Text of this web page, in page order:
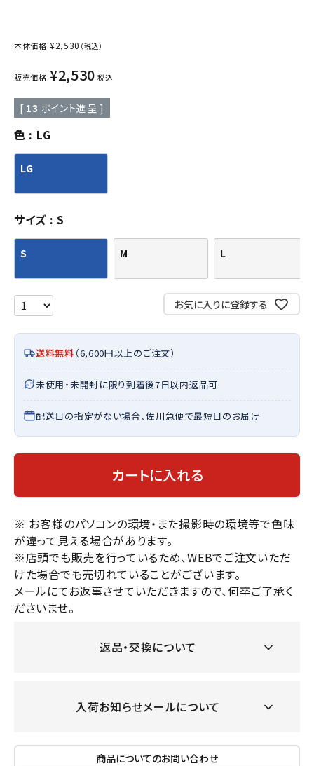
本体価格 ¥2,530 （税込）
販売価格 ¥2,530 税込
[ 13 ポイント進呈 ]
色 LG
LG
サイズ S
S M L
お気に入りに登録する
送料無料 （6,600円以上のご注文）
未使用・未開封に限り到着後7日以内返品可
配送日の指定がない場合、佐川急便で最短日のお届け
カートに入れる
※ お客様のパソコンの環境・また撮影時の環境等で色味
が違って見える場合があります。
※店頭でも販売を行っているため、WEBでご注文いただ
けた場合でも売切れていることがございます。
メールにてお返事させていただきますので、何卒ご了承く
ださいませ。
返品・交換について
入荷お知らせメールについて
商品についてのお問い合わせ